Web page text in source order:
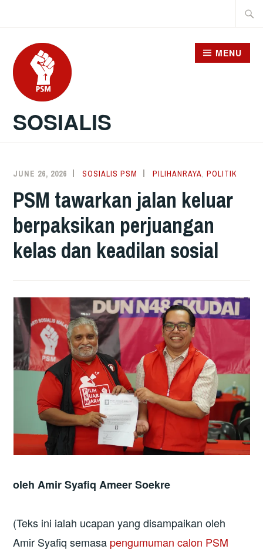
content
SOSIALIS
MENU
JUNE 26, 2026 SOSIALIS PSM PILIHANRAYA ,POLITIK
PSM tawarkan jalan keluar
berpaksikan perjuangan
kelas dan keadilan sosial
oleh Amir Syafiq Ameer Soekre
(Teks ini ialah ucapan yang disampaikan oleh
Amir Syafiq semasa pengumuman calon PSM